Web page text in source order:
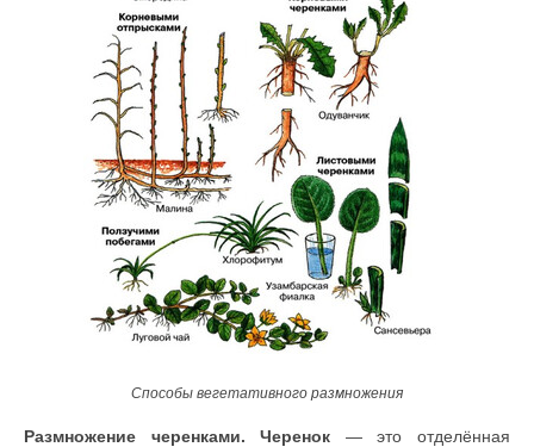
Способы вегетативного размножения
Размножение черенками. Черенок — это отделённая